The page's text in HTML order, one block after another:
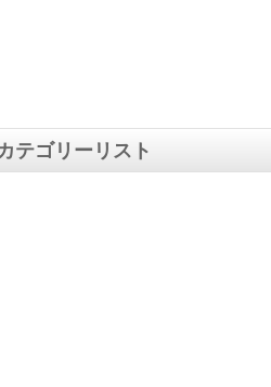
テゴリーリスト